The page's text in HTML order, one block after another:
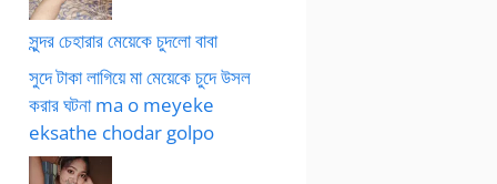
সুন্দর চেহারার মেয়েকে চুদলো বাবা
সুদে টাকা লাগিয়ে মা মেয়েকে চুদে উসল
করার ঘটনা ma o meyeke
eksathe chodar golpo